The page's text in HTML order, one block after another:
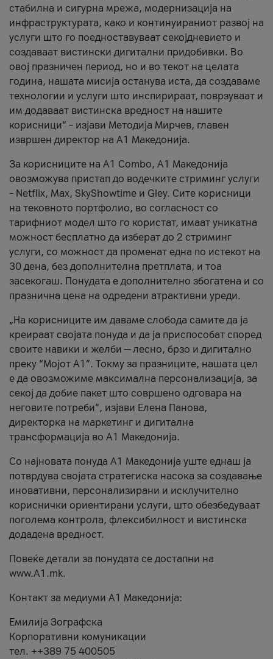
стабилна и сигурна мрежа, модернизација на
инфраструктурата, како и континуираниот развој на
услуги што го поедноставуваат секојдневието и
создаваат вистински дигитални придобивки. Во
овој празничен период, но и во текот на целата
година, нашата мисија останува иста, да создаваме
технологии и услуги што инспирираат, поврзуваат и
им додаваат вистинска вредност на нашите
корисници“ – изјави Методија Мирчев, главен
извршен директор на А1 Македонија.
За корисниците на A1 Combo, А1 Македонија
овозможува пристап до водечките стриминг услуги
– Netflix, Max, SkyShowtime и Gley. Сите корисници
на тековното портфолио, во согласност со
тарифниот модел што го користат, имаат уникатна
можност бесплатно да изберат до 2 стриминг
услуги, со можност да променат една по истекот на
30 дена, без дополнителна претплата, и тоа
засекогаш. Понудата е дополнително збогатена и со
празнична цена на одредени атрактивни уреди.
„На корисниците им даваме слобода самите да ја
креираат својата понуда и да ја приспособат според
своите навики и желби — лесно, брзо и дигитално
преку “Мојот А1”. Токму за празниците, нашата цел
е да овозможиме максимална персонализација, за
секој да добие пакет што совршено одговара на
неговите потреби“, изјави Елена Панова,
директорка на маркетинг и дигитална
трансформација во А1 Македонија.
Со најновата понуда А1 Македонија уште еднаш ја
потврдува својата стратегиска насока за создавање
иновативни, персонализирани и исклучително
кориснички ориентирани услуги, што обезбедуваат
поголема контрола, флексибилност и вистинска
додадена вредност.
Повеќе детали за понудата се достапни на
www.А1.mk.
Контакт за медиуми А1 Македонија:
Емилија Зографска
Корпоративни комуникации
тел. ++389 75 400505